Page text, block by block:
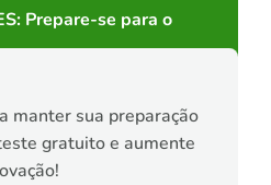
Prepare-se para o
manter sua preparação
gratuito e aumente